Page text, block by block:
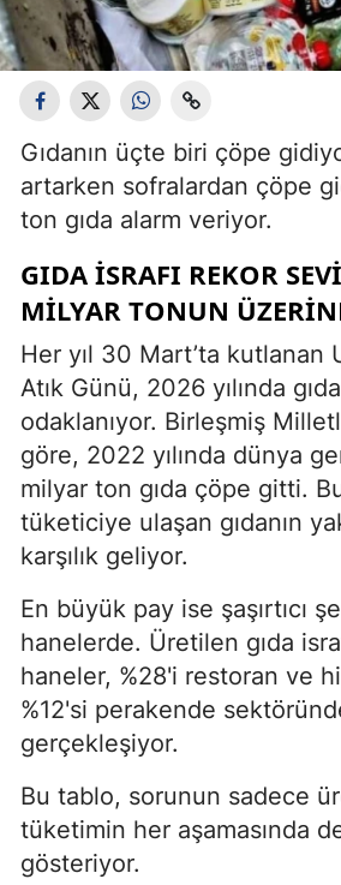
Gıdanın üçte biri çöpe
artarken sofralardan çöpe
ton gıda alarm veriyor.
GIDA ISRAFI REKOR
MILYAR TONUN
Her yıl 30 Mart’ta kutlanan
Atık Günü, 2026 yılında
odaklanıyor. Birleşmiş
göre, 2022 yılında dünya
milyar ton gıda çöpe gitti.
tüketiciye ulaşan gıdanın
karşılık geliyor.
En büyük pay ise şaşırtıcı
hanelerde. Üretilen gıda
haneler, %28'i restoran ve
%12'si perakende
gerçekleşiyor.
Bu tablo, sorunun sadece
tüketimin her aşamasında
gösteriyor.